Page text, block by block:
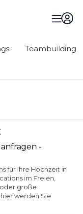
Teambuilding
-
für Ihre Hochzeit in
im Freien,
große
werden Sie